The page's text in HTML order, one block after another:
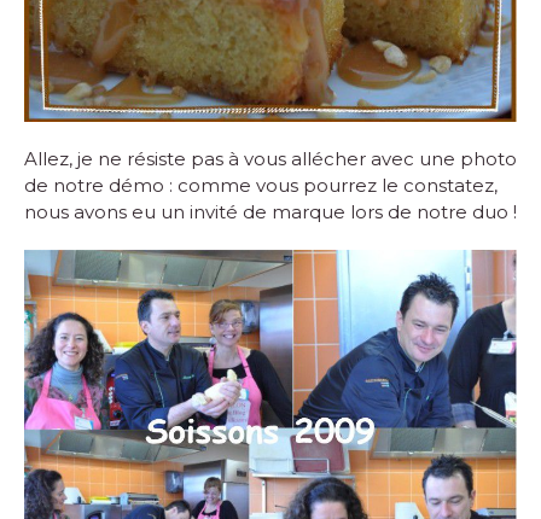
Allez, je ne résiste pas à vous allécher avec une photo
de notre démo : comme vous pourrez le constatez,
nous avons eu un invité de marque lors de notre duo !